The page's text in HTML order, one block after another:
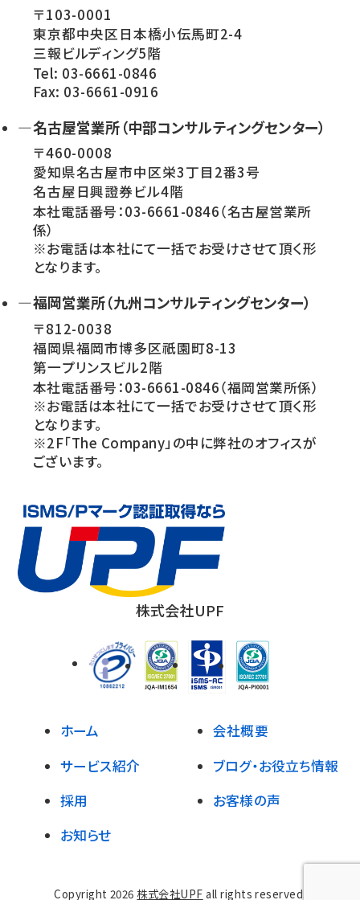
株式会社UPF
ホーム
会社概要
サービス紹介
ブログ・お役立ち情報
採用
お客様の声
お知らせ
〒103-0001
東京都中央区日本橋小伝馬町2-4
三報ビルディング5階
Tel: 03-6661-0846
Fax: 03-6661-0916
—名古屋営業所（中部コンサルティングセンター）
〒460-0008
愛知県名古屋市中区栄3丁目2番3号
名古屋日興證券ビル4階
本社電話番号：03-6661-0846（名古屋営業所
係）
※お電話は本社にて一括でお受けさせて頂く形
となります。
—福岡営業所（九州コンサルティングセンター）
〒812-0038
福岡県福岡市博多区祇園町8-13
第一プリンスビル2階
本社電話番号：03-6661-0846（福岡営業所係）
※お電話は本社にて一括でお受けさせて頂く形
となります。
※2F「The Company」の中に弊社のオフィスが
ございます。
Copyright 2026 株式会社UPF all rights reserved.